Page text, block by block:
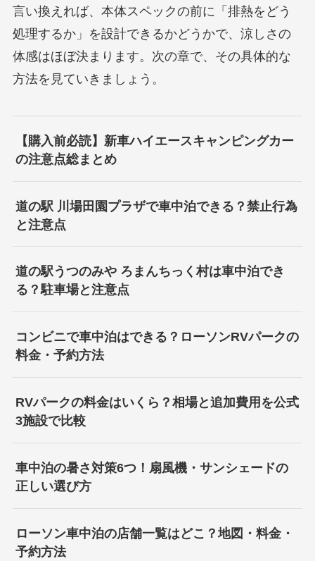
言い換えれば、本体スペックの前に「排熱をどう
処理するか」を設計できるかどうかで、涼しさの
体感はほぼ決まります。次の章で、その具体的な
方法を見ていきましょう。
【購入前必読】新車ハイエースキャンピングカー
の注意点総まとめ
道の駅 川場田園プラザで車中泊できる？禁止行為
と注意点
道の駅うつのみや ろまんちっく村は車中泊でき
る？駐車場と注意点
コンビニで車中泊はできる？ローソンRVパークの
料金・予約方法
RVパークの料金はいくら？相場と追加費用を公式
3施設で比較
車中泊の暑さ対策6つ！扇風機・サンシェードの
正しい選び方
ローソン車中泊の店舗一覧はどこ？地図・料金・
予約方法